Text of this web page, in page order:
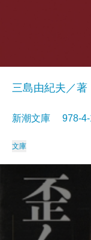
三島由紀夫／著
新潮文庫 978-
文庫